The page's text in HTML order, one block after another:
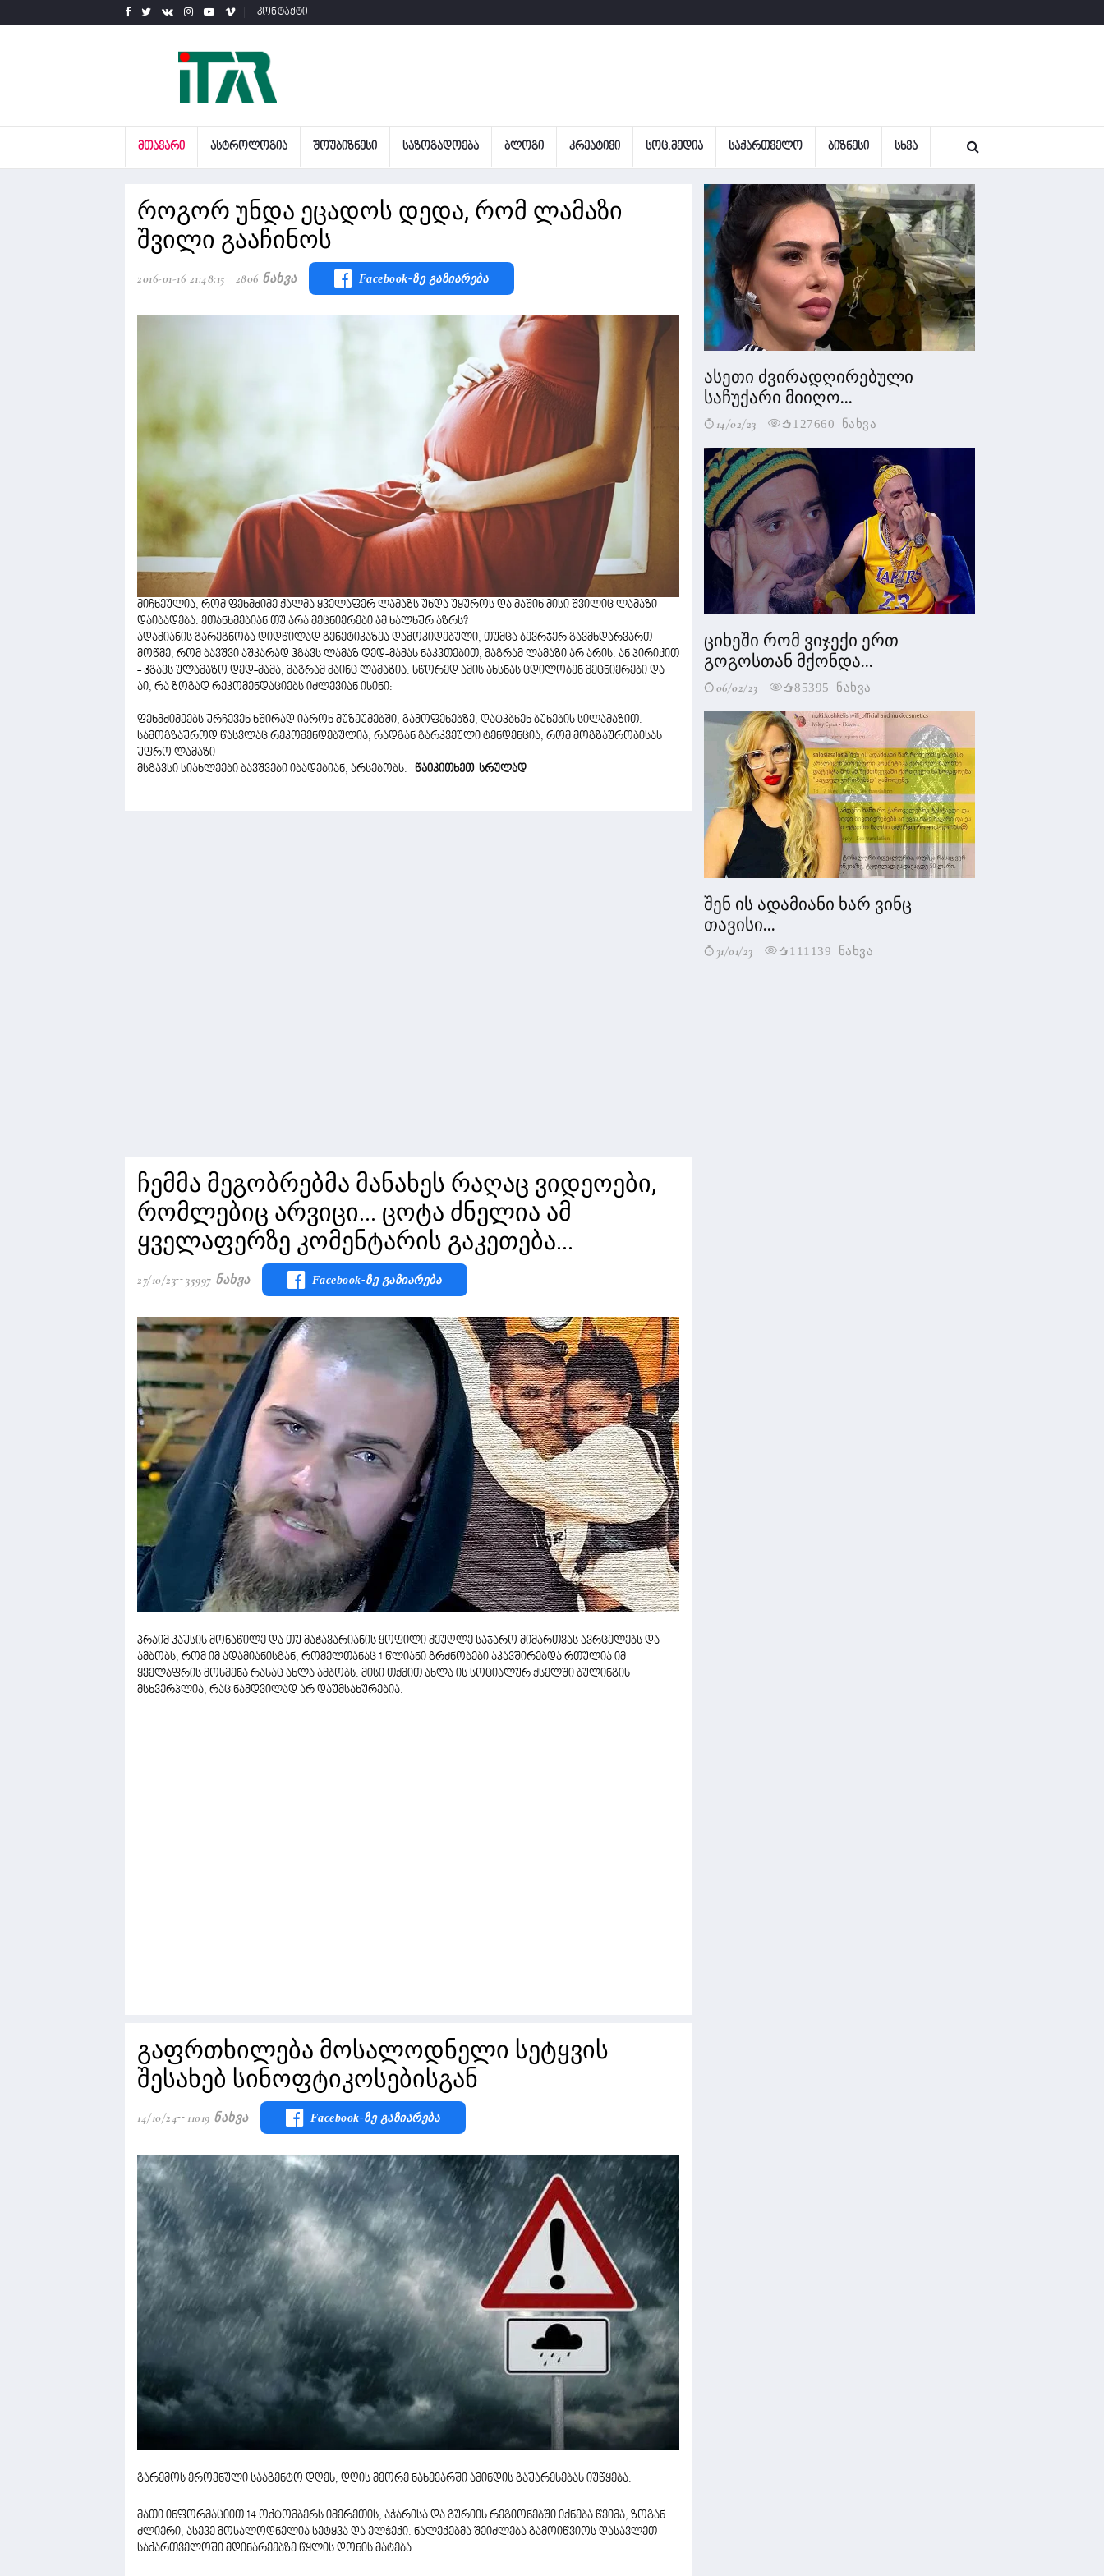
კონტაქტი
ᲛᲗᲐᲕᲐᲠᲘ ᲐᲡᲢᲠᲝᲚᲝᲒᲘᲐ ᲨᲝᲣᲑᲘᲖᲜᲔᲡᲘ ᲡᲐᲖᲝᲒᲐᲓᲝᲔᲑᲐ ᲑᲚᲝᲒᲘ ᲙᲠᲔᲐᲢᲘᲕᲘ ᲡᲝᲪ.ᲛᲔᲓᲘᲐ ᲡᲐᲥᲐᲠᲗᲕᲔᲚᲝ ᲑᲘᲖᲜᲔᲡᲘ ᲡᲮᲕᲐ
როგორ უნდა ეცადოს დედა, რომ ლამაზი
შვილი გააჩინოს
2016-01-16 21:48:15 2806 Ნახვა Facebook-Ზე Გაზიარება
მიჩნეულია, რომ ფეხმძიმე ქალმა ყველაფერ ლამაზს უნდა უყუროს და მაშინ მისი შვილიც ლამაზი
დაიბადება. ეთანხმებიან თუ არა მეცნიერები ამ ხალხურ აზრს?
ადამიანის გარეგნობა დიდწილად გენეტიკაზეა დამოკიდებული, თუმცა ბევრჯერ გავმხდარვართ
მოწმე, რომ ბავშვი აშკარად ჰგავს ლამაზ დედ-მამას ნაკვთებით, მაგრამ ლამაზი არ არის. ან პირიქით
- ჰგავს ულამაზო დედ-მამა, მაგრამ მაინც ლამაზია. სწორედ ამის ახსნას ცდილობენ მეცნიერები და
აი, რა ზოგად რეკომენდაციებს იძლევიან ისინი:
ფეხმძიმეებს ურჩევენ ხშირად იარონ მუზეუმებში, გამოფენებზე, დატკბნენ ბუნების სილამაზით.
სამოგზაუროდ წასვლაც რეკომენდებულია, რადგან გარკვეული ტენდენცია, რომ მოგზაურობისას
უფრო ლამაზი
მსგავსი სიახლეები ბავშვები იბადებიან, არსებობს. წაიკითხეთ სრულად
ჩემმა მეგობრებმა მანახეს რაღაც ვიდეოები,
რომლებიც არვიცი... ცოტა ძნელია ამ
ყველაფერზე კომენტარის გაკეთება...
27/10/23 35997 Ნახვა Facebook-Ზე Გაზიარება
პრაიმ ჰაუსის მონაწილე და თუ მაჭავარიანის ყოფილი მეუღლე საჯარო მიმართვას ავრცელებს და
ამბობს, რომ იმ ადამიანისგან, რომელთანაც 1 წლიანი გრძნობები აკავშირებდა რთულია იმ
ყველაფრის მოსმენა რასაც ახლა ამბობს. მისი თქმით ახლა ის სოციალურ ქსელში ბულინგის
მსხვერპლია, რაც ნამდვილად არ დაუმსახურებია.
გაფრთხილება მოსალოდნელი სეტყვის
შესახებ სინოფტიკოსებისგან
14/10/24 11019 Ნახვა Facebook-Ზე Გაზიარება
გარემოს ეროვნული სააგენტო დღეს, დღის მეორე ნახევარში ამინდის გაუარესებას იუწყება.
მათი ინფორმაციით 14 ოქტომბერს იმერეთის, აჭარისა და გურიის რეგიონებში იქნება წვიმა, ზოგან
ძლიერი, ასევე მოსალოდნელია სეტყვა და ელჭექი. ნალექებმა შეიძლება გამოიწვიოს დასავლეთ
საქართველოში მდინარეებზე წყლის დონის მატება.
ასეთი ძვირადღირებული
საჩუქარი მიიღო...
14/02/23 127660 ნახვა
ციხეში რომ ვიჯექი ერთ
გოგოსთან მქონდა...
06/02/23 85395 ნახვა
შენ ის ადამიანი ხარ ვინც
თავისი...
31/01/23 111139 ნახვა